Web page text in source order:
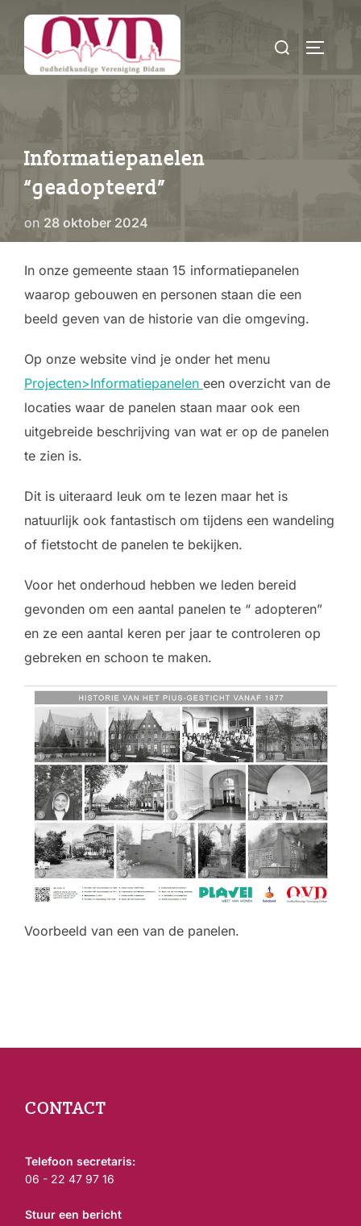
inhoud
Zoek
Informatiepanelen
“geadopteerd”
on Geplaatst
op
28 oktober 2024
In onze gemeente staan 15 informatiepanelen
waarop gebouwen en personen staan die een
beeld geven van de historie van die omgeving.
Op onze website vind je onder het menu
Projecten>Informatiepanelen een overzicht van de
locaties waar de panelen staan maar ook een
uitgebreide beschrijving van wat er op de panelen
te zien is.
Dit is uiteraard leuk om te lezen maar het is
natuurlijk ook fantastisch om tijdens een wandeling
of fietstocht de panelen te bekijken.
Voor het onderhoud hebben we leden bereid
gevonden om een aantal panelen te “ adopteren”
en ze een aantal keren per jaar te controleren op
gebreken en schoon te maken.
Voorbeeld van een van de panelen.
navigatie
CONTACT
Telefoon secretaris:
06 - 22 47 97 16
Stuur een bericht